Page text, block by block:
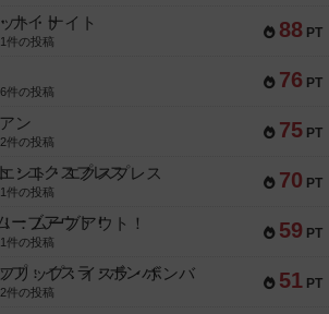
88 PT
ト・ナイト
1件の投稿
76 PT
6件の投稿
75 PT
ン
2件の投稿
70 PT
ント・エクスプレス
1件の投稿
59 PT
：ムーブアウト！
1件の投稿
51 PT
リップ：イスラ・ボンバ
2件の投稿